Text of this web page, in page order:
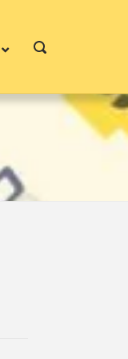
ABRIR
BÚSQUEDA